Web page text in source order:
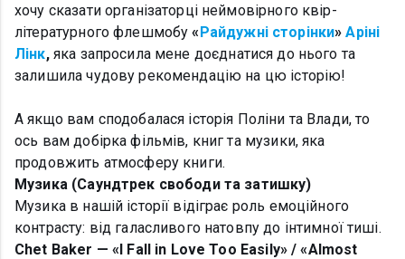
хочу сказати організаторці неймовірного квір-
літературного флешмобу«Райдужні сторінки» Аріні
Лінк, яка запросила мене доєднатися до нього та
залишила чудову рекомендацію на цю історію!
А якщо вам сподобалася історія Поліни та Влади, то
ось вам добірка фільмів, книг та музики, яка
продовжить атмосферу книги.
Музика (Саундтрек свободи та затишку)
Музика в нашій історії відіграє роль емоційного
контрасту: від галасливого натовпу до інтимної тиші.
Chet Baker — «I Fall in Love Too Easily» / «Almost